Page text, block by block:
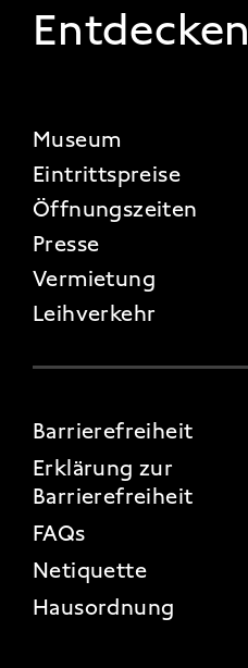
Entdecken
FOOTER 2
Museum
Eintrittspreise
Öffnungszeiten
Presse
Vermietung
Leihverkehr
FOOTER 3
Barrierefreiheit
Erklärung zur
Barrierefreiheit
FAQs
Netiquette
Hausordnung